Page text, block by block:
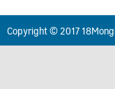
Copyright © 2017